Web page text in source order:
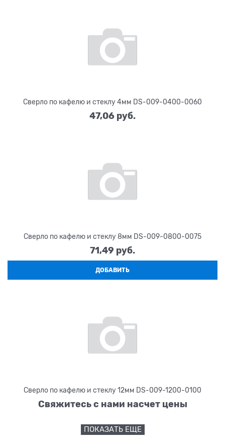
Сверло по кафелю и стеклу 4мм DS-009-0400-0060
47,06 руб.
Сверло по кафелю и стеклу 8мм DS-009-0800-0075
71,49 руб.
ДОБАВИТЬ
Сверло по кафелю и стеклу 12мм DS-009-1200-0100
Свяжитесь с нами насчет цены
ПОКАЗАТЬ ЕЩЕ